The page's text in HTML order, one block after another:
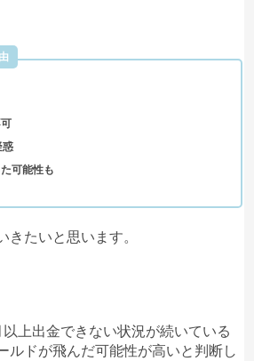
惑
可能性も
きたいと思います。
上出金できない状況が続いている
ルドが飛んだ可能性が高いと判断し